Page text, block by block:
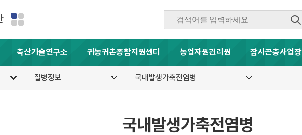
축산기술연구소 귀농귀촌종합지원센터 농업자원관리원 잠사곤충사업장
질병정보 국내발생가축전염병
국내발생가축전염병